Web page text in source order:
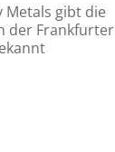
gibt die
der Frankfurter